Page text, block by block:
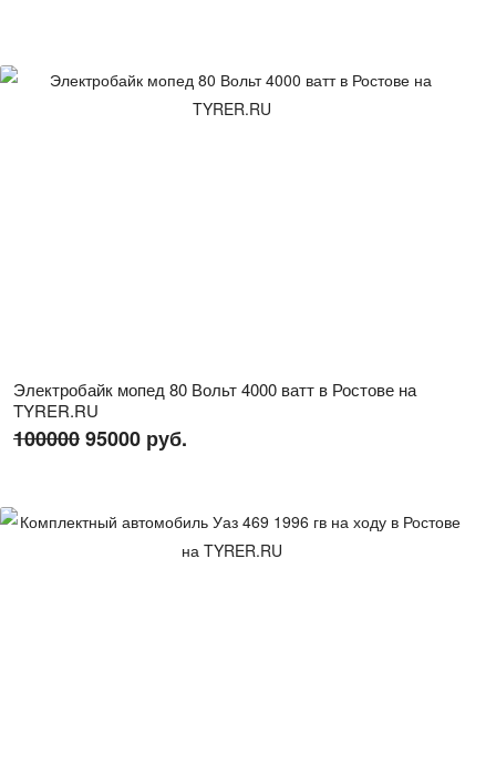
Электробайк мопед 80 Вольт 4000 ватт в Ростове на
TYRER.RU
10000095000 руб.